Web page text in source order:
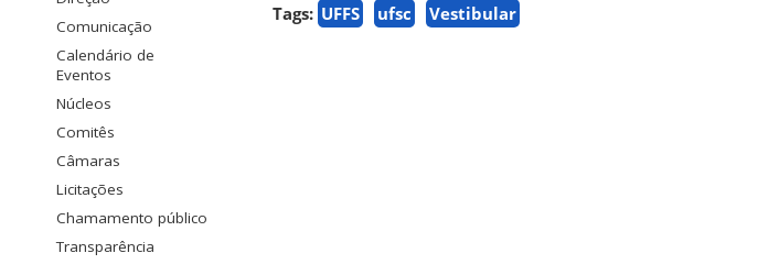
Comunicação
Calendário de
Eventos
Núcleos
Comitês
Câmaras
Licitações
Chamamento público
Transparência
Tags: UFFS ufsc Vestibular